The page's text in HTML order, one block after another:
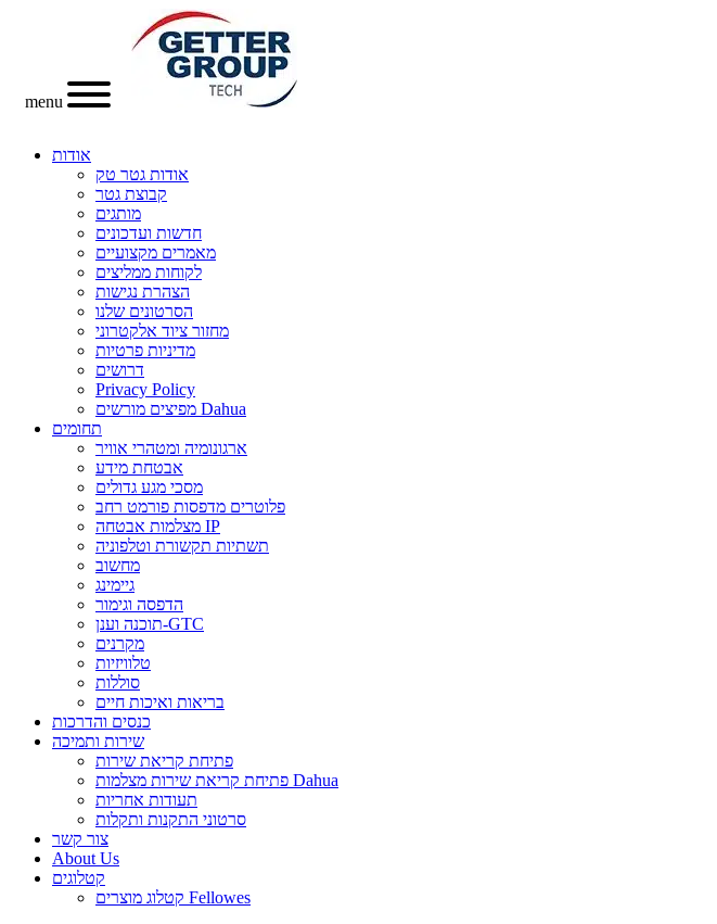
menu
אודות
אודות גטר טק
קבוצת גטר
מותגים
חדשות ועדכונים
מאמרים מקצועיים
לקוחות ממליצים
הצהרת נגישות
הסרטונים שלנו
מחזור ציוד אלקטרוני
מדיניות פרטיות
דרושים
Privacy Policy
מפיצים מורשים Dahua
תחומים
ארגונומיה ומטהרי אוויר
אבטחת מידע
מסכי מגע גדולים
פלוטרים מדפסות פורמט רחב
מצלמות אבטחה IP
תשתיות תקשורת וטלפוניה
מחשוב
גיימינג
הדפסה וגימור
תוכנה וענן-GTC
מקרנים
טלוויזיות
סוללות
בריאות ואיכות חיים
כנסים והדרכות
שירות ותמיכה
פתיחת קריאת שירות
פתיחת קריאת שירות מצלמות Dahua
תעודות אחריות
סרטוני התקנות ותקלות
צור קשר
About Us
קטלוגים
קטלוג מוצרים Fellowes